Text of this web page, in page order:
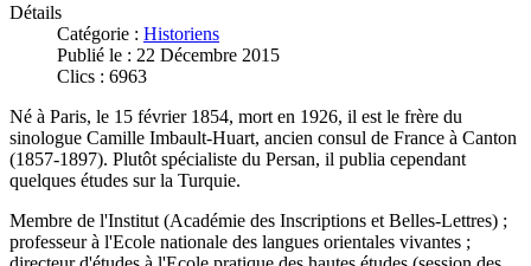
Détails
Catégorie : Historiens
Publié le : 22 Décembre 2015
Clics : 6963
Né à Paris, le 15 février 1854, mort en 1926, il est le frère du
sinologue Camille Imbault-Huart, ancien consul de France à Canton
(1857-1897). Plutôt spécialiste du Persan, il publia cependant
quelques études sur la Turquie.
Membre de l'Institut (Académie des Inscriptions et Belles-Lettres) ;
professeur à l'Ecole nationale des langues orientales vivantes ;